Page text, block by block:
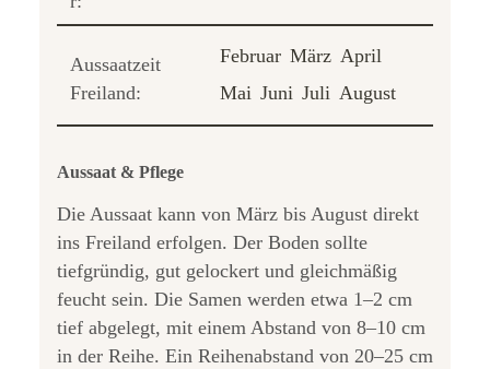
Aussaatzeit
Freiland:
Februar März April
Mai Juni Juli August
Aussaat & Pflege
Die Aussaat kann von März bis August direkt
ins Freiland erfolgen. Der Boden sollte
tiefgründig, gut gelockert und gleichmäßig
feucht sein. Die Samen werden etwa 1–2 cm
tief abgelegt, mit einem Abstand von 8–10 cm
in der Reihe. Ein Reihenabstand von 20–25 cm